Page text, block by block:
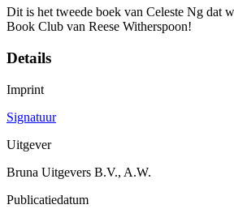
Dit is het tweede boek van Celeste Ng dat
Book Club van Reese Witherspoon!
Details
Imprint
Signatuur
Uitgever
Bruna Uitgevers B.V., A.W.
Publicatiedatum